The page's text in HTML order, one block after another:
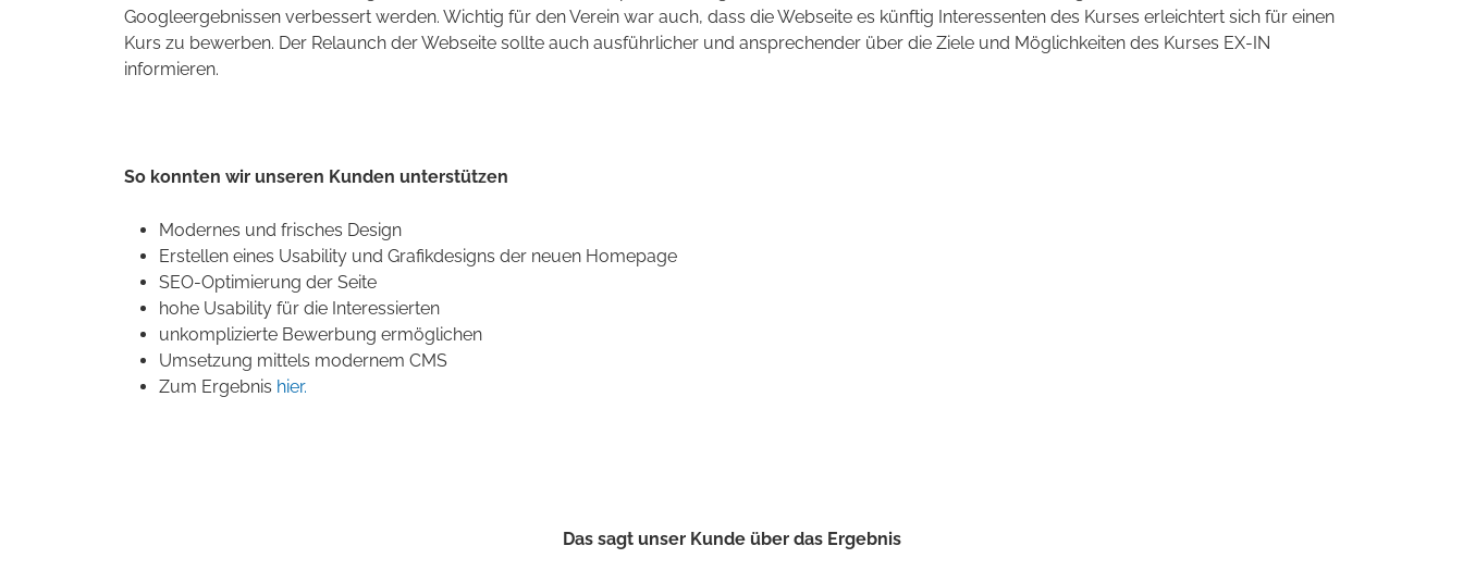
Googleergebnissen verbessert werden. Wichtig für den Verein war auch, dass die Webseite es künftig Interessenten des Kurses erleichtert sich für einen
Kurs zu bewerben. Der Relaunch der Webseite sollte auch ausführlicher und ansprechender über die Ziele und Möglichkeiten des Kurses EX-IN
informieren.
So konnten wir unseren Kunden unterstützen
Modernes und frisches Design
Erstellen eines Usability und Grafikdesigns der neuen Homepage
SEO-Optimierung der Seite
hohe Usability für die Interessierten
unkomplizierte Bewerbung ermöglichen
Umsetzung mittels modernem CMS
Zum Ergebnis hier.
Das sagt unser Kunde über das Ergebnis